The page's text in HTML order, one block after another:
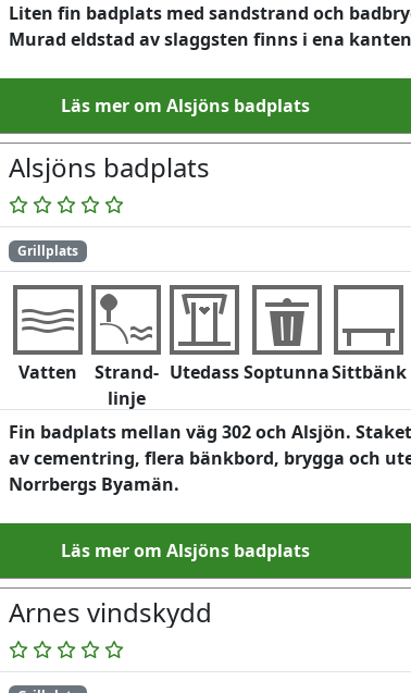
Liten fin badplats med sandstrand och
Murad eldstad av slaggsten finns i ena
Läs mer om Alsjöns badplats
Alsjöns badplats
Grillplats
Vatten
Strand-
linje
UtedassSoptunnaSittbänk
Fin badplats mellan väg 302 och Alsjön.
av cementring, flera bänkbord, brygga och
Norrbergs Byamän.
Läs mer om Alsjöns badplats
Arnes vindskydd